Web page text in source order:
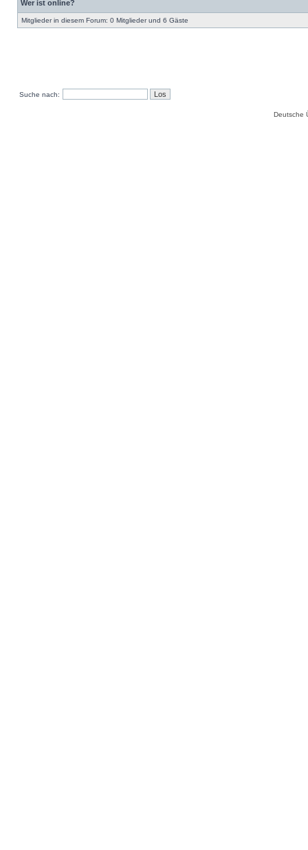
Wer ist online?
Mitglieder in diesem Forum: 0 Mitglieder und 6 Gäste
Suche nach:
Deutsche